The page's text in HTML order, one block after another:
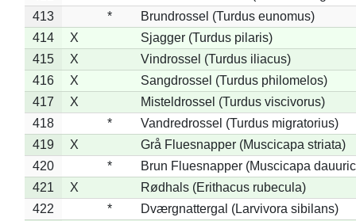
413
*
Brundrossel (Turdus eunomus)
414
X
Sjagger (Turdus pilaris)
415
X
Vindrossel (Turdus iliacus)
416
X
Sangdrossel (Turdus philomelos)
417
X
Misteldrossel (Turdus viscivorus)
418
*
Vandredrossel (Turdus migratorius)
419
X
Grå Fluesnapper (Muscicapa striata)
420
*
Brun Fluesnapper (Muscicapa
421
X
Rødhals (Erithacus rubecula)
422
*
Dværgnattergal (Larvivora sibilans)